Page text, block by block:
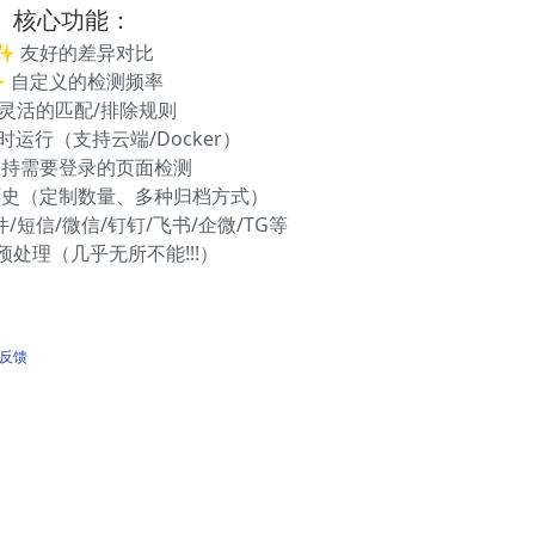
核心功能：
友好的差异对比
自定义的检测频率
活的匹配/排除规则
运行（支持云端/Docker）
需要登录的页面检测
（定制数量、多种归档方式）
/短信/微信/钉钉/飞书/企微/TG等
处理（几乎无所不能!!!）
反馈